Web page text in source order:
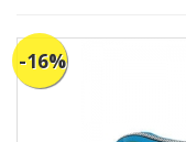
-16%